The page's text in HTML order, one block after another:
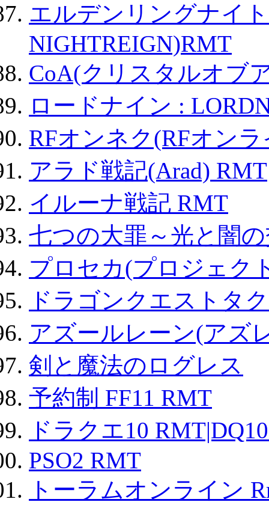
エルデンリングナイ
NIGHTREIGN)RMT
CoA(クリスタルオブ
ロードナイン :
RFオンネク(RFオン
アラド戦記(Arad) RMT
イルーナ戦記 RMT
七つの大罪～光と闇
プロセカ(プロジェク
ドラゴンクエストタ
アズールレーン(アズ
剣と魔法のログレス
予約制 FF11 RMT
ドラクエ10
PSO2 RMT
トーラムオンライン